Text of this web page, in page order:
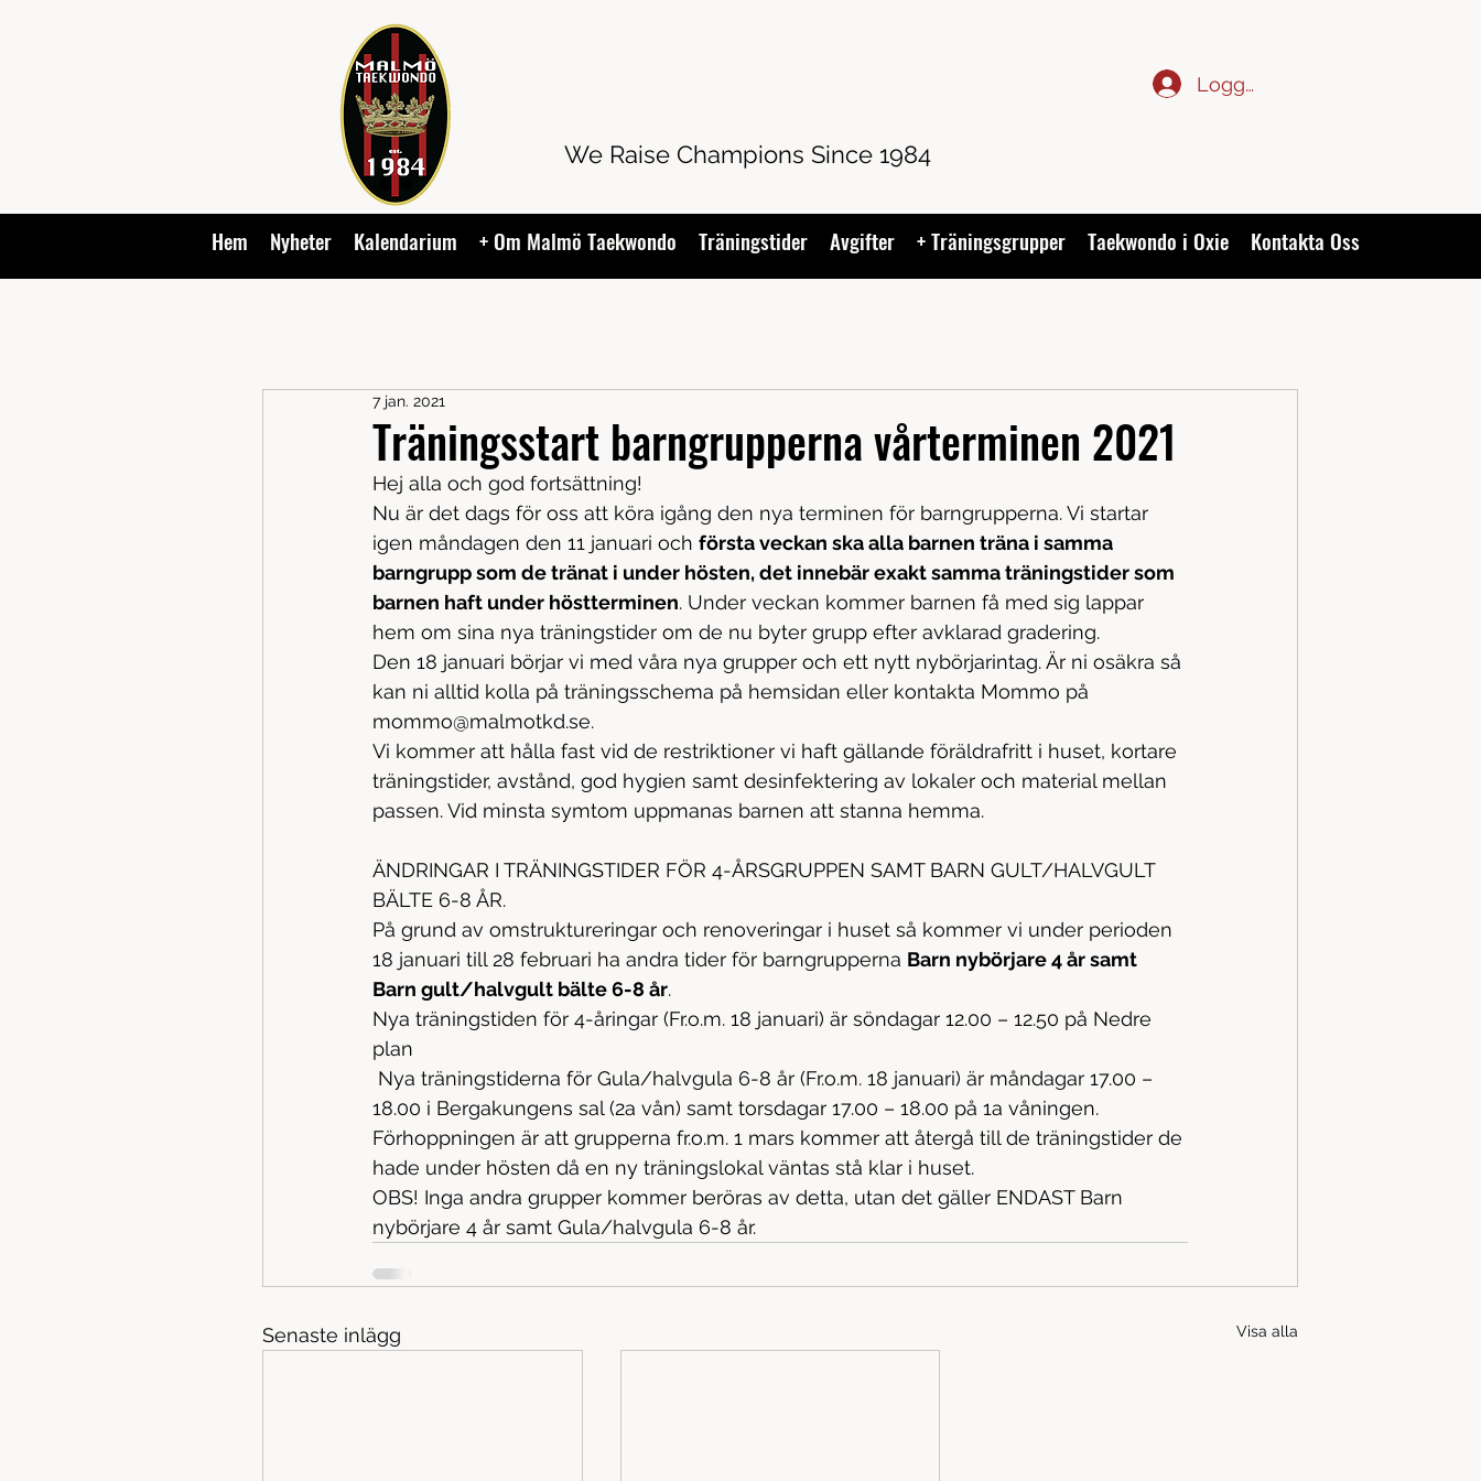
We Raise Champions Since 1984
Logga in
Träningsstart barngrupperna vårterminen 2021
7 jan. 2021
Hej alla och god fortsättning!
Nu är det dags för oss att köra igång den nya terminen för barngrupperna. Vi startar
igen måndagen den 11 januari och första veckan ska alla barnen träna i samma
barngrupp som de tränat i under hösten, det innebär exakt samma träningstider som
barnen haft under höstterminen. Under veckan kommer barnen få med sig lappar
hem om sina nya träningstider om de nu byter grupp efter avklarad gradering.
Den 18 januari börjar vi med våra nya grupper och ett nytt nybörjarintag. Är ni osäkra så
kan ni alltid kolla på träningsschema på hemsidan eller kontakta Mommo på
mommo@malmotkd.se.
Vi kommer att hålla fast vid de restriktioner vi haft gällande föräldrafritt i huset, kortare
träningstider, avstånd, god hygien samt desinfektering av lokaler och material mellan
passen. Vid minsta symtom uppmanas barnen att stanna hemma.
ÄNDRINGAR I TRÄNINGSTIDER FÖR 4-ÅRSGRUPPEN SAMT BARN GULT/HALVGULT
BÄLTE 6-8 ÅR.
På grund av omstruktureringar och renoveringar i huset så kommer vi under perioden
18 januari till 28 februari ha andra tider för barngrupperna Barn nybörjare 4 år samt
Barn gult/halvgult bälte 6-8 år.
Nya träningstiden för 4-åringar (Fr.o.m. 18 januari) är söndagar 12.00 – 12.50 på Nedre
plan
18.00 i Bergakungens sal (2a vån) samt torsdagar 17.00 – 18.00 på 1a våningen.
Förhoppningen är att grupperna fr.o.m. 1 mars kommer att återgå till de träningstider de
hade under hösten då en ny träningslokal väntas stå klar i huset.
OBS! Inga andra grupper kommer beröras av detta, utan det gäller ENDAST Barn
nybörjare 4 år samt Gula/halvgula 6-8 år.
Senaste inlägg Visa alla
Hem Nyheter Kalendarium + Om Malmö Taekwondo Träningstider Avgifter + Träningsgrupper Taekwondo i Oxie Kontakta Oss